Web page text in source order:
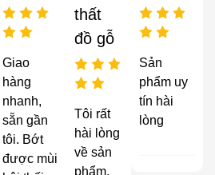
Giao
hàng
nhanh,
sẵn gần
tôi. Bớt
được mùi
thất
đồ gỗ
Tôi rất
hài lòng
về sản
phẩm,
Sản
phẩm uy
tín hài
lòng